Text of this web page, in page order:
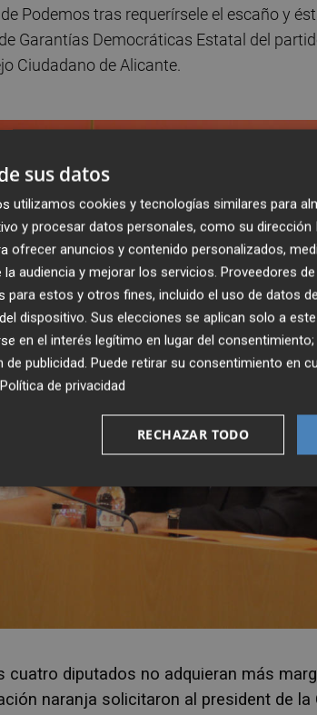
Podemos tras requerírsele el escaño y
Garantías Democráticas Estatal del
Ciudadano de Alicante.
diputados no adquieran más
naranja solicitaron al president de la
sus datos
utilizamos cookies y tecnologías similares para
y procesar datos personales, como su dirección
ofrecer anuncios y contenido personalizados,
audiencia y mejorar los servicios. Proveedores
para estos y otros fines, incluido el uso de datos
dispositivo. Sus elecciones se aplican solo a
en el interés legítimo en lugar del
de publicidad. Puede retirar su consentimiento en
Política de privacidad
RECHAZAR TODO